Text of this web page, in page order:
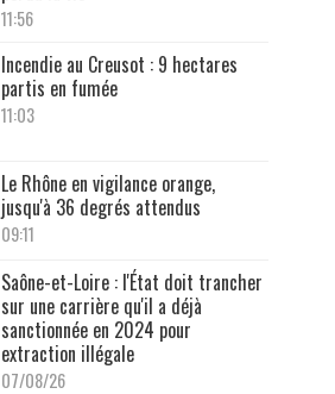
11:56
Incendie au Creusot : 9 hectares
partis en fumée
11:03
Le Rhône en vigilance orange,
jusqu'à 36 degrés attendus
09:11
Saône-et-Loire : l'État doit trancher
sur une carrière qu'il a déjà
sanctionnée en 2024 pour
extraction illégale
07/08/26